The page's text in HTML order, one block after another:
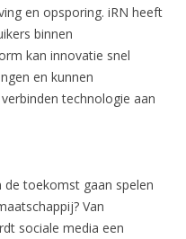
en opsporing. iRN heeft
binnen
kan innovatie snel
en kunnen
technologie aan
de toekomst gaan spelen
Van
sociale media een